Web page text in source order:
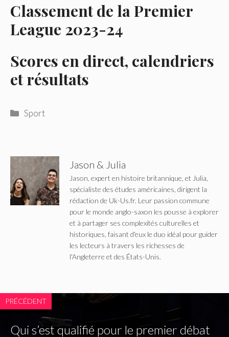
Classement de la Premier
League 2023-24
Scores en direct, calendriers
et résultats
Catégories
Sport
Jason & Julia
Jason, expert en histoire britannique, et Julia,
spécialiste des études américaines, dirigent la
rédaction de Uk-Us.fr. Leur passion commune
pour le monde anglo-saxon les pousse à explorer
et à partager ses complexités culturelles et
historiques, faisant d'eux le duo idéal pour guider
les lecteurs à travers les richesses de
l'Angleterre et des États-Unis.
PRÉCÉDENT
Qui s’est qualifié pour le premier débat